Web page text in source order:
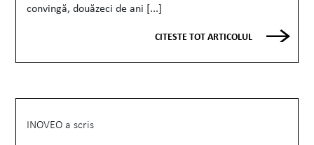
convingă, douăzeci de ani [...]
CITESTE TOT ARTICOLUL
INOVEO a scris